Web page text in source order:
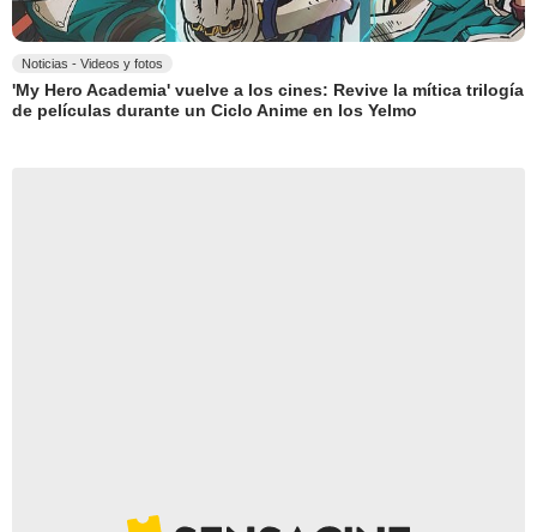
Noticias - Videos y fotos
'My Hero Academia' vuelve a los cines: Revive la mítica trilogía
de películas durante un Ciclo Anime en los Yelmo